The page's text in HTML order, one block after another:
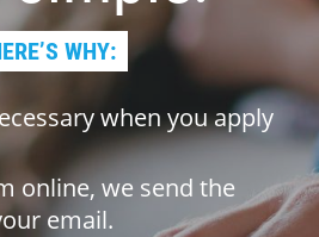
WHY:
when you apply
online, we send the
email.